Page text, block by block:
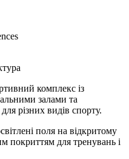
комплекс із
залами та
різних видів спорту.
поля на відкритому
покриттям для тренувань і